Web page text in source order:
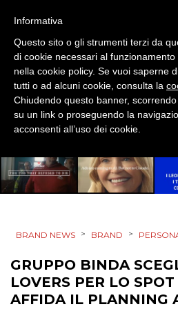
EDITORIA
ESTERNA
RADIO / AUDIO
TV
DATI
RICERCHE
PREVISIONI/SCENARI
BRAND NEWS > BRAND >
GRUPPO BINDA
LOVERS PER LO
AFFIDA IL PLANNING
Informativa
Questo sito o gli strumenti terzi da
di cookie necessari al
nella cookie policy. Se vuoi saperne
tutti o ad alcuni cookie, consulta la
Chiudendo questo banner,
su un link o proseguendo la
acconsenti all’uso dei cookie.